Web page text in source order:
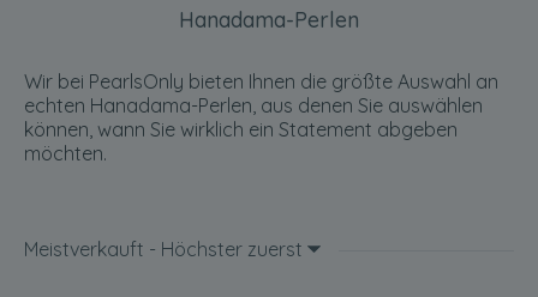
Hanadama-Perlen
Wir bei PearlsOnly bieten Ihnen die größte Auswahl an
echten Hanadama-Perlen, aus denen Sie auswählen
können, wann Sie wirklich ein Statement abgeben
möchten.
Meistverkauft - Höchster zuerst